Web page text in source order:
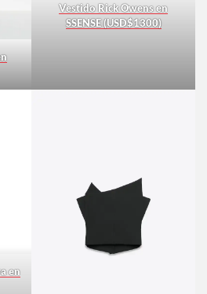
Vestido Rick Owens en
SSENSE (USD$1300)
en